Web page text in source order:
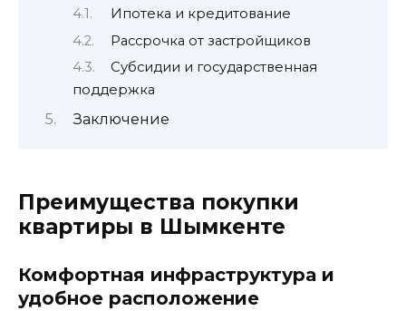
Ипотека и кредитование
Рассрочка от застройщиков
Субсидии и государственная
поддержка
Заключение
Преимущества покупки
квартиры в Шымкенте
Комфортная инфраструктура и
удобное расположение